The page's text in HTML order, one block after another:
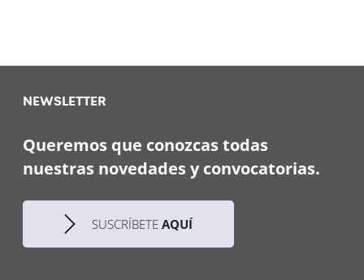
NEWSLETTER
Queremos que conozcas todas
nuestras novedades y convocatorias.
SUSCRÍBETE AQUÍ